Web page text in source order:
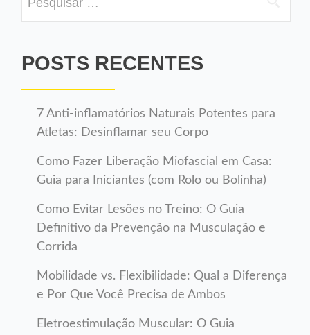
POSTS RECENTES
7 Anti-inflamatórios Naturais Potentes para
Atletas: Desinflamar seu Corpo
Como Fazer Liberação Miofascial em Casa:
Guia para Iniciantes (com Rolo ou Bolinha)
Como Evitar Lesões no Treino: O Guia
Definitivo da Prevenção na Musculação e
Corrida
Mobilidade vs. Flexibilidade: Qual a Diferença
e Por Que Você Precisa de Ambos
Eletroestimulação Muscular: O Guia